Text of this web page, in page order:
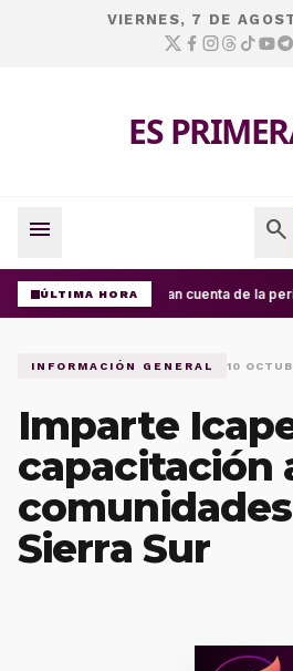
VIERNES, 7 DE
ES
menu search
ÚLTIMA HORA Roban cuenta de la
INFORMACIÓN GENERAL 10
Imparte
capacitación
Sierra Sur